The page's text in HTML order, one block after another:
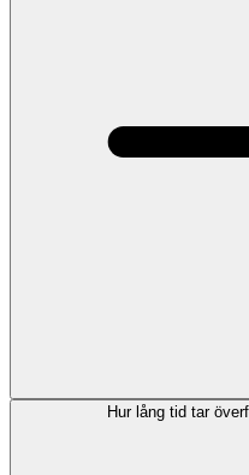
Hur lång tid tar